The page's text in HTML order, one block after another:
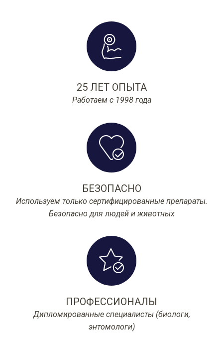
25 ЛЕТ ОПЫТА
Работаем с 1998 года
БЕЗОПАСНО
Используем только сертифицированные препараты.
Безопасно для людей и животных
ПРОФЕССИОНАЛЫ
Дипломированные специалисты (биологи,
энтомологи)